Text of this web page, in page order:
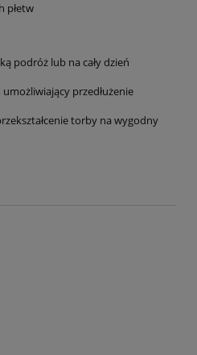
płetw
podróż lub na cały dzień
przedłużenie
torby na wygodny